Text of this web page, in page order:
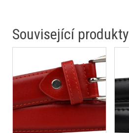
Související produkty